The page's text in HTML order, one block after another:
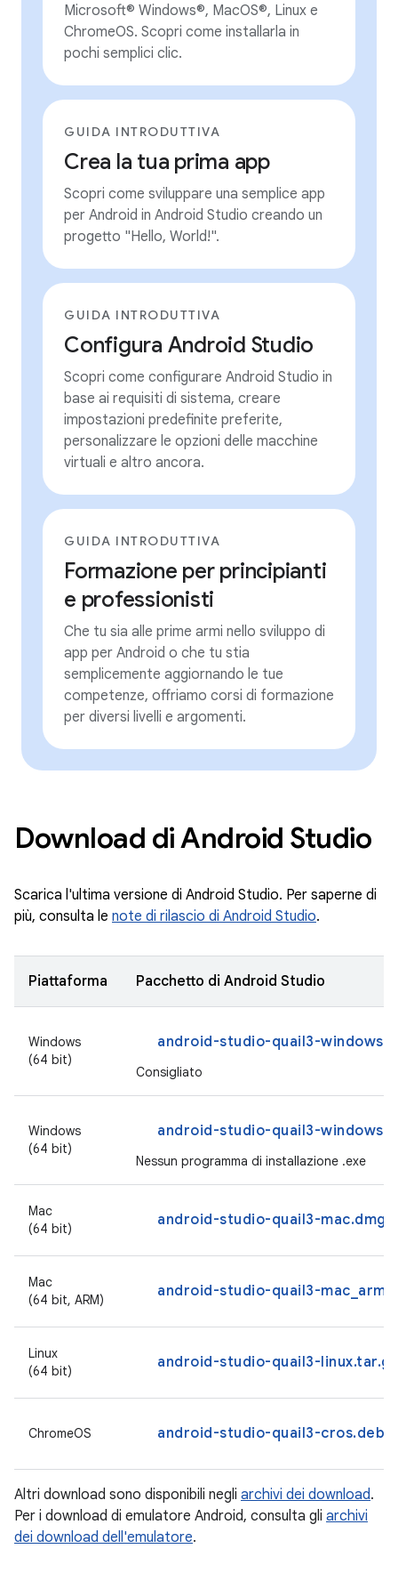
Microsoft® Windows®, MacOS®, Linux e
ChromeOS. Scopri come installarla in
pochi semplici clic.
GUIDA INTRODUTTIVA
Crea la tua prima app
Scopri come sviluppare una semplice app
per Android in Android Studio creando un
progetto "Hello, World!".
GUIDA INTRODUTTIVA
Configura Android Studio
Scopri come configurare Android Studio in
base ai requisiti di sistema, creare
impostazioni predefinite preferite,
personalizzare le opzioni delle macchine
virtuali e altro ancora.
GUIDA INTRODUTTIVA
Formazione per principianti
e professionisti
Che tu sia alle prime armi nello sviluppo di
app per Android o che tu stia
semplicemente aggiornando le tue
competenze, offriamo corsi di formazione
per diversi livelli e argomenti.
Download di Android Studio
Scarica l'ultima versione di Android Studio. Per saperne di
più, consulta le note di rilascio di Android Studio.
Piattaforma Pacchetto di Android Studio
Windows
(64 bit)
android-studio-quail3-
Consigliato
Windows
(64 bit)
android-studio-quail3-
Nessun programma di installazione .exe
Mac
(64 bit)
android-studio-quail3-mac.dmg
Mac
(64 bit, ARM)
android-studio-quail3-
Linux
(64 bit)
android-studio-quail3-linux.tar.gz
ChromeOS android-studio-quail3-cros.deb
Altri download sono disponibili negli archivi dei download.
Per i download di emulatore Android, consulta gli archivi
dei download dell'emulatore.